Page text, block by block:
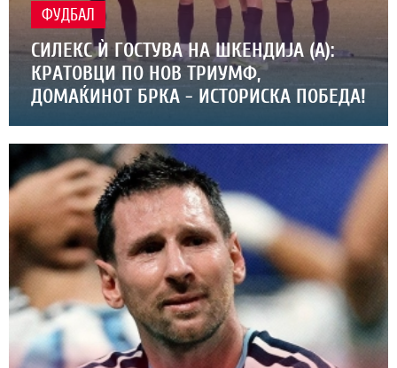
ФУДБАЛ
СИЛЕКС Ѝ ГОСТУВА НА ШКЕНДИЈА (А):
КРАТОВЦИ ПО НОВ ТРИУМФ,
ДОМАЌИНОТ БРКА - ИСТОРИСКА ПОБЕДА!